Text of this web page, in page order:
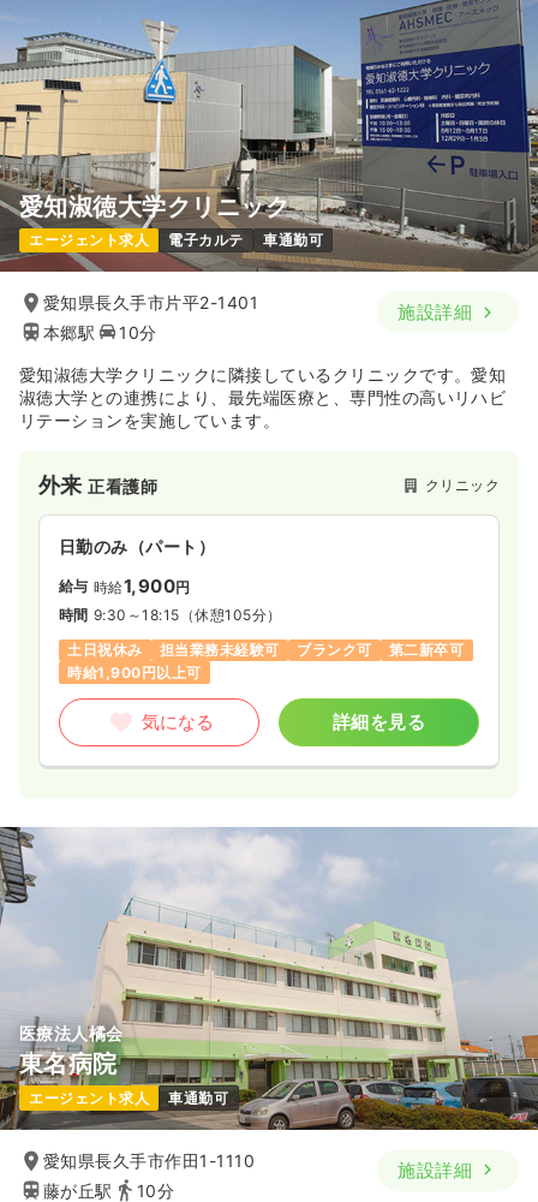
愛知淑徳大学クリニック
エージェント求人 電子カルテ 車通勤可
愛知県長久手市片平2-1401
本郷駅
10分
施設詳細
愛知淑徳大学クリニックに隣接しているクリニックです。愛知
淑徳大学との連携により、最先端医療と、専門性の高いリハビ
リテーションを実施しています。
外来正看護師 クリニック
日勤のみ（パート）
給与 時給1,900円
時間 9:30～18:15 （休憩105分）
土日祝休み
担当業務未経験可 ブランク可
第二新卒可
時給1,900円以上可
気になる 詳細を見る
医療法人橘会
東名病院
エージェント求人 車通勤可
愛知県長久手市作田1-1110
藤が丘駅
10分
施設詳細